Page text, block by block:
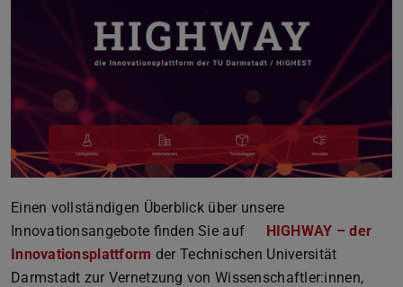
Einen vollständigen Überblick über unsere
Innovationsangebote finden Sie auf
HIGHWAY – der
Innovationsplattform der Technischen Universität
Darmstadt zur Vernetzung von Wissenschaftler:innen,